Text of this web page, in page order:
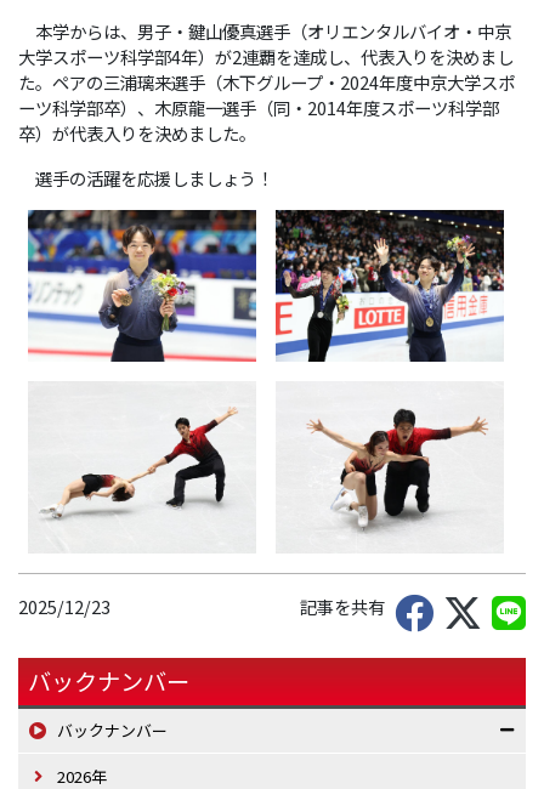
本学からは、男子・鍵山優真選手（オリエンタルバイオ・中京
大学スポーツ科学部4年）が2連覇を達成し、代表入りを決めまし
た。ペアの三浦璃来選手（木下グループ・2024年度中京大学スポ
ーツ科学部卒）、木原龍一選手（同・2014年度スポーツ科学部
卒）が代表入りを決めました。
選手の活躍を応援しましょう！
2025/12/23 記事を共有
バックナンバー
バックナンバー
2026年